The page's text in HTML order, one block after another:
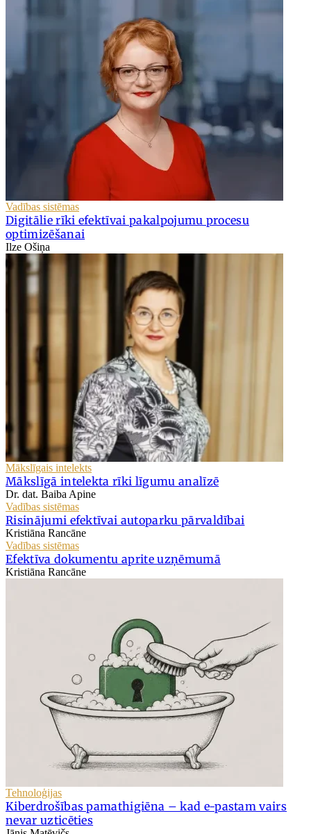
Vadības sistēmas
Digitālie rīki efektīvai pakalpojumu procesu
optimizēšanai
Ilze Ošiņa
Mākslīgais intelekts
Mākslīgā intelekta rīki līgumu analīzē
Dr. dat. Baiba Apine
Vadības sistēmas
Risinājumi efektīvai autoparku pārvaldībai
Kristiāna Rancāne
Vadības sistēmas
Efektīva dokumentu aprite uzņēmumā
Kristiāna Rancāne
Tehnoloģijas
Kiberdrošības pamathigiēna – kad e-pastam vairs
nevar uzticēties